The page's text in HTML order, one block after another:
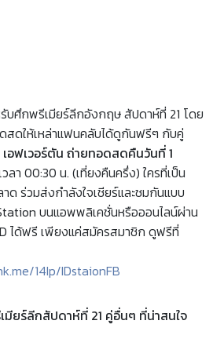
บศึกพรีเมียร์ลีกอังกฤษ สัปดาห์ที่ 21 โดย
สดให้เหล่าแฟนคลับได้ดูกันฟรีๆ กับคู่
อฟเวอร์ตัน ถ่ายทอดสดคืนวันที่ 1
ลา 00:30 น. (เที่ยงคืนครึ่ง) ใครที่เป็น
ร่วมส่งกำลังใจเชียร์และชมกันแบบ
บนแอพพลิเคชั่นหรือออนไลน์ผ่าน
ได้ฟรี เพียงแค่สมัครสมาชิก ดูฟรีที่
14Ip/IDstaionFB
มียร์ลีกสัปดาห์ที่ 21 คู่อื่นๆ ที่น่าสนใจ